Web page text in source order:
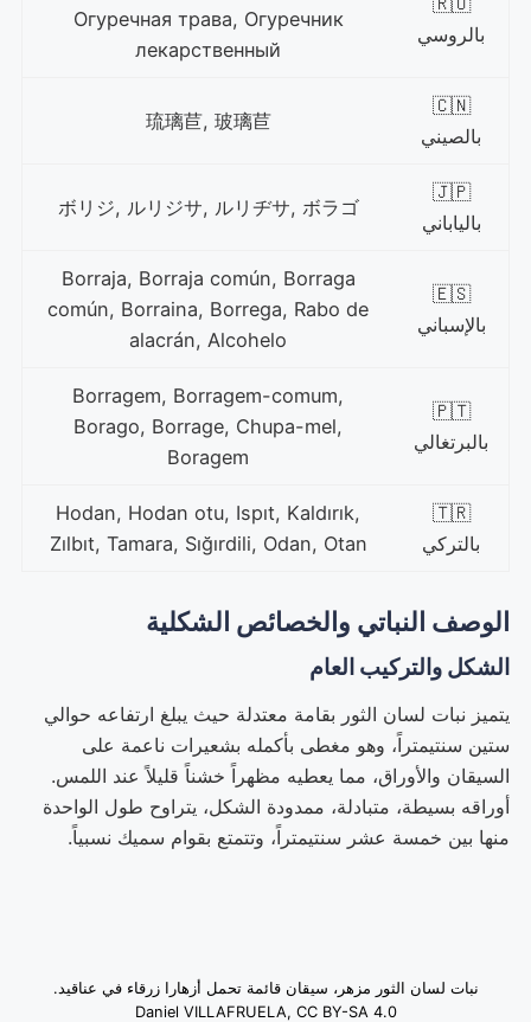
بالروسي
Огуречная трава, Огуречник
лекарственный
🇨🇳
بالصيني
琉璃苣, 玻璃苣
🇯🇵
بالياباني
ボリジ, ルリジサ, ルリヂサ, ボラゴ
🇪🇸
بالإسباني
Borraja, Borraja común, Borraga
común, Borraina, Borrega, Rabo de
alacrán, Alcohelo
🇵🇹
بالبرتغالي
Borragem, Borragem-comum,
Borago, Borrage, Chupa-mel,
Boragem
🇹🇷
بالتركي
Hodan, Hodan otu, Ispıt, Kaldırık,
Zılbıt, Tamara, Sığırdili, Odan, Otan
الوصف النباتي والخصائص الشكلية
الشكل والتركيب العام
يتميز نبات لسان الثور بقامة معتدلة حيث يبلغ ارتفاعه حوالي
ستين سنتيمتراً، وهو مغطى بأكمله بشعيرات ناعمة على
السيقان والأوراق، مما يعطيه مظهراً خشناً قليلاً عند اللمس.
أوراقه بسيطة، متبادلة، ممدودة الشكل، يتراوح طول الواحدة
منها بين خمسة عشر سنتيمتراً، وتتمتع بقوام سميك نسبياً.
نبات لسان الثور مزهر، سيقان قائمة تحمل أزهارا زرقاء في عناقيد.
Daniel VILLAFRUELA, CC BY-SA 4.0